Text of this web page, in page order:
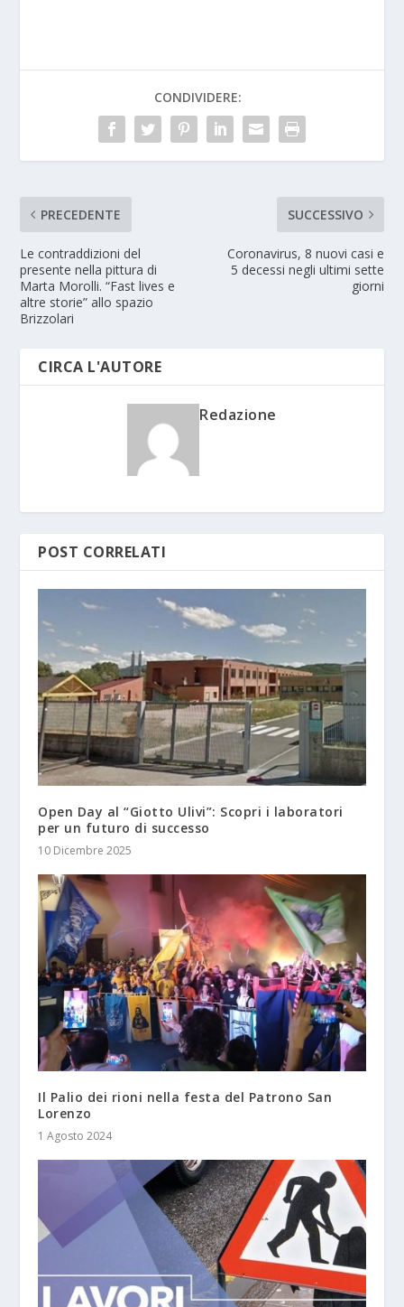
CONDIVIDERE:
PRECEDENTE
Le contraddizioni del
presente nella pittura di
Marta Morolli. “Fast lives e
altre storie” allo spazio
Brizzolari
SUCCESSIVO
Coronavirus, 8 nuovi casi e
5 decessi negli ultimi sette
giorni
CIRCA L'AUTORE
Redazione
POST CORRELATI
Open Day al “Giotto Ulivi”: Scopri i laboratori
per un futuro di successo
10 Dicembre 2025
Il Palio dei rioni nella festa del Patrono San
Lorenzo
1 Agosto 2024